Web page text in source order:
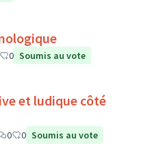
0 Soumis au vote
et ludique côté
0 0 Soumis au vote